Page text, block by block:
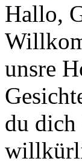
Hallo,
unsre
du dich